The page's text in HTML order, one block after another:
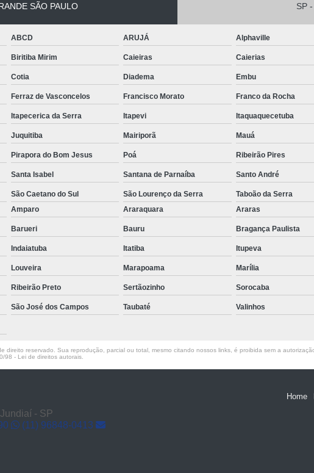
skam
para
Conserto para
Conserto de
Conserto de
Conserto de
Conserto de Empilhadeira
Conserto de
Conserto de Empilhadeira Elétrica
Conserto de
Conserto de
Conserto de
Empilhadeira
Empilhadeira
Empilhadeira
Empilhadeira
Empilhadeira
Empilhadeira
Empilhadeira
Empilhadeira
Empilhadeira
SÃO PAULO SP
ABCD ARUJÁ Alphaville
Biritiba Mirim Caieiras Caierias
Cotia Diadema Embu
Ferraz de Vasconcelos Francisco Morato Franco da Rocha
Itapecerica da Serra Itapevi Itaquaquecetuba
Juquitiba Mairiporã Mauá
Pirapora do Bom Jesus Poá Ribeirão Pires
Santa Isabel Santana de Parnaíba Santo André
São Caetano do Sul São Lourenço da Serra Taboão da Serra
Amparo Araraquara Araras
Barueri Bauru Bragança Paulista
Indaiatuba Itatiba Itupeva
Louveira Marapoama Marília
Ribeirão Preto Sertãozinho Sorocaba
São José dos Campos Taubaté Valinhos
direito reservado. Sua reprodução, parcial ou total, mesmo citando nossos links, é proibida sem a
98 - Lei de direitos autorais.
- SP
(11) 96848-0413
Home